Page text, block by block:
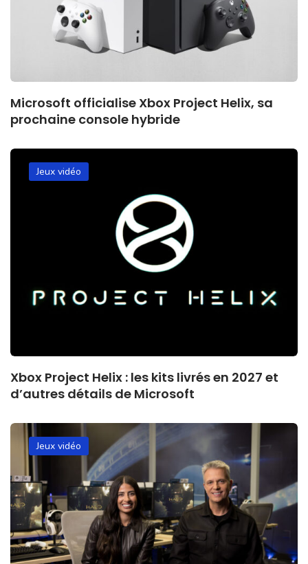
Microsoft officialise Xbox Project Helix, sa
prochaine console hybride
Jeux vidéo
Xbox Project Helix : les kits livrés en 2027 et
d’autres détails de Microsoft
Jeux vidéo